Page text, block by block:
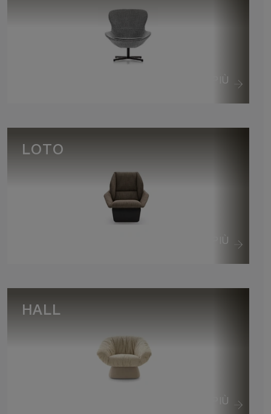
VEDI DI PIÙ
VEDI DI PIÙ
LOTO
VEDI DI PIÙ
HALL